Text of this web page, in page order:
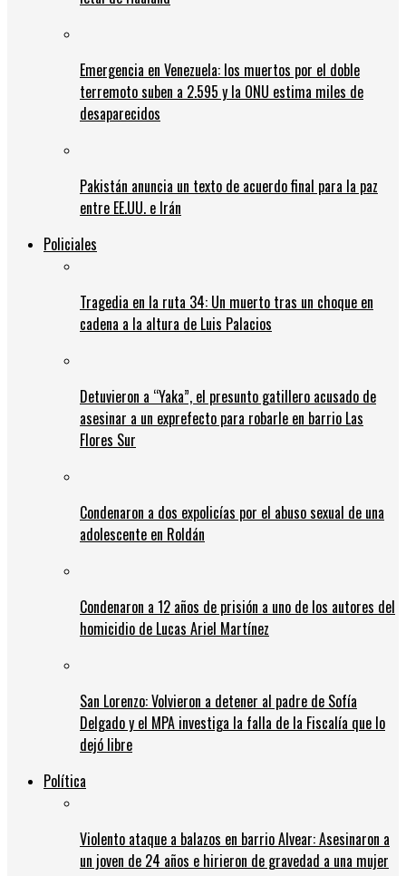
Emergencia en Venezuela: los muertos por el doble
terremoto suben a 2.595 y la ONU estima miles de
desaparecidos
Pakistán anuncia un texto de acuerdo final para la paz
entre EE.UU. e Irán
Policiales
Tragedia en la ruta 34: Un muerto tras un choque en
cadena a la altura de Luis Palacios
Detuvieron a “Yaka”, el presunto gatillero acusado de
asesinar a un exprefecto para robarle en barrio Las
Flores Sur
Condenaron a dos expolicías por el abuso sexual de una
adolescente en Roldán
Condenaron a 12 años de prisión a uno de los autores del
homicidio de Lucas Ariel Martínez
San Lorenzo: Volvieron a detener al padre de Sofía
Delgado y el MPA investiga la falla de la Fiscalía que lo
dejó libre
Política
Violento ataque a balazos en barrio Alvear: Asesinaron a
un joven de 24 años e hirieron de gravedad a una mujer